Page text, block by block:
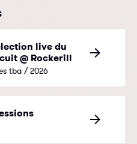
live du
@ Rockerill
tba / 2026